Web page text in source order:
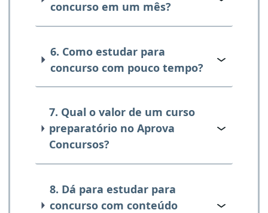
concurso em um mês?
6. Como estudar para
concurso com pouco tempo?
7. Qual o valor de um curso
preparatório no Aprova
Concursos?
8. Dá para estudar para
concurso com conteúdo